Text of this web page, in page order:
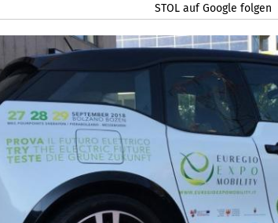
STOL auf Google folgen